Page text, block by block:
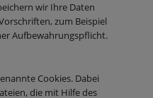
wir Ihre Daten
zum Beispiel
Aufbewahrungspflicht.
Cookies. Dabei
die mit Hilfe des